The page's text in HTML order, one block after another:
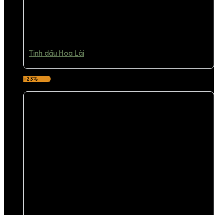
Tinh dầu Hoa Lài
-23%